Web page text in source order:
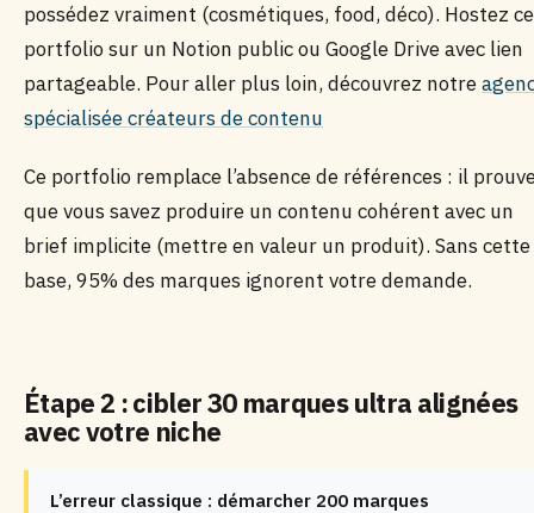
possédez vraiment (cosmétiques, food, déco). Hostez ce
portfolio sur un Notion public ou Google Drive avec lien
partageable. Pour aller plus loin, découvrez notre
spécialisée créateurs de contenu
Ce portfolio remplace l’absence de références : il
que vous savez produire un contenu cohérent avec un
brief implicite (mettre en valeur un produit). Sans cette
base, 95% des marques ignorent votre demande.
Étape 2 : cibler 30 marques ultra alignées
avec votre niche
L’erreur classique : démarcher 200 marques